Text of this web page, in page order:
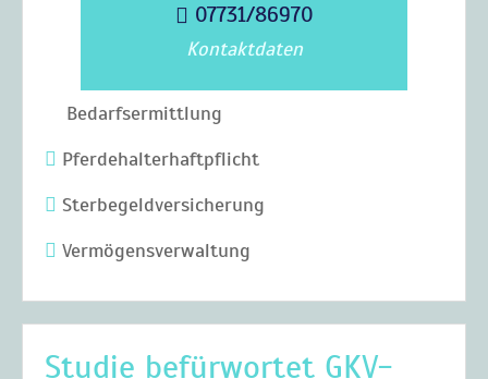
07731/86970
Kontaktdaten
Bedarfsermittlung
Pferdehalterhaftpflicht
Sterbegeldversicherung
Vermögensverwaltung
Studie befürwortet GKV-